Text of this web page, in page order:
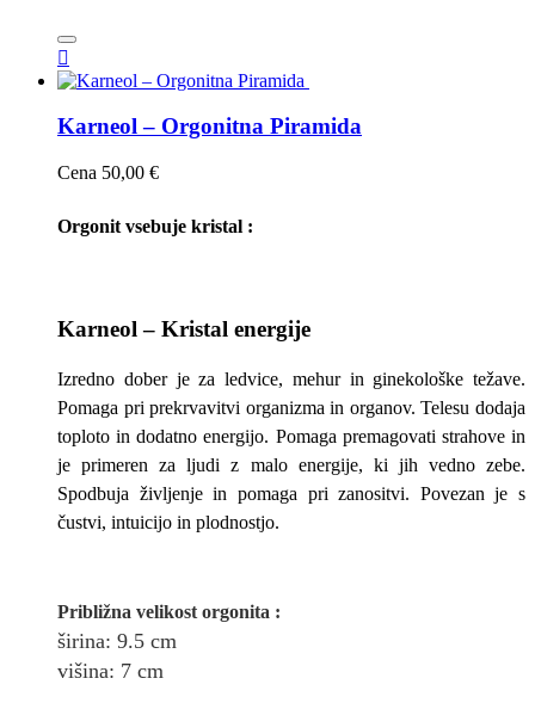

Karneol – Orgonitna Piramida
Cena 50,00 €
Orgonit vsebuje kristal :
Karneol – Kristal energije
Izredno dober je za ledvice, mehur in ginekološke težave.
Pomaga pri prekrvavitvi organizma in organov. Telesu dodaja
toploto in dodatno energijo. Pomaga premagovati strahove in
je primeren za ljudi z malo energije, ki jih vedno zebe.
Spodbuja življenje in pomaga pri zanositvi. Povezan je s
čustvi, intuicijo in plodnostjo.
Približna velikost orgonita :
širina: 9.5 cm
višina: 7 cm